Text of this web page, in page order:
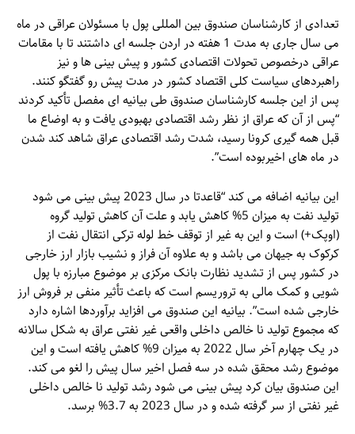
تعدادی از کارشناسان صندوق بین المللی پول با مسئولان عراقی در ماه
می سال جاری به مدت 1 هفته در اردن جلسه ای داشتند تا با مقامات
عراقی درخصوص تحولات اقتصادی کشور و پیش بینی ها و نیز
راهبردهای سیاست کلی اقتصاد کشور در مدت پیش رو گفتگو کنند.
پس از این جلسه کارشناسان صندوق طی بیانیه ای مفصل تأکید کردند
“پس از آن که عراق از نظر رشد اقتصادی بهبودی یافت و به اوضاع ما
قبل همه گیری کرونا رسید، شدت رشد اقتصادی عراق شاهد کند شدن
در ماه های اخیربوده است”.
این بیانیه اضافه می کند “قاعدتا در سال 2023 پیش بینی می شود
تولید نفت به میزان 5% کاهش یابد و علت آن کاهش تولید گروه
(اوپک+) است و این به غیر از توقف خط لوله ترکی انتقال نفت از
کرکوک به جیهان می باشد و به علاوه آن فراز و نشیب بازار ارز خارجی
در کشور پس از تشدید نظارت بانک مرکزی بر موضوع مبارزه با پول
شویی و کمک مالی به تروریسم است که باعث تأثیر منفی بر فروش ارز
خارجی شده است”. بیانیه این صندوق می افزاید برآوردها اشاره دارد
که مجموع تولید نا خالص داخلی واقعی غیر نفتی عراق به شکل سالانه
در یک چهارم آخر سال 2022 به میزان 9% کاهش یافته است و این
موضوع رشد محقق شده در سه فصل اخیر سال پیش را لغو می کند.
این صندوق بیان کرد پیش بینی می شود رشد تولید نا خالص داخلی
غیر نفتی از سر گرفته شده و در سال 2023 به 3.7% برسد.